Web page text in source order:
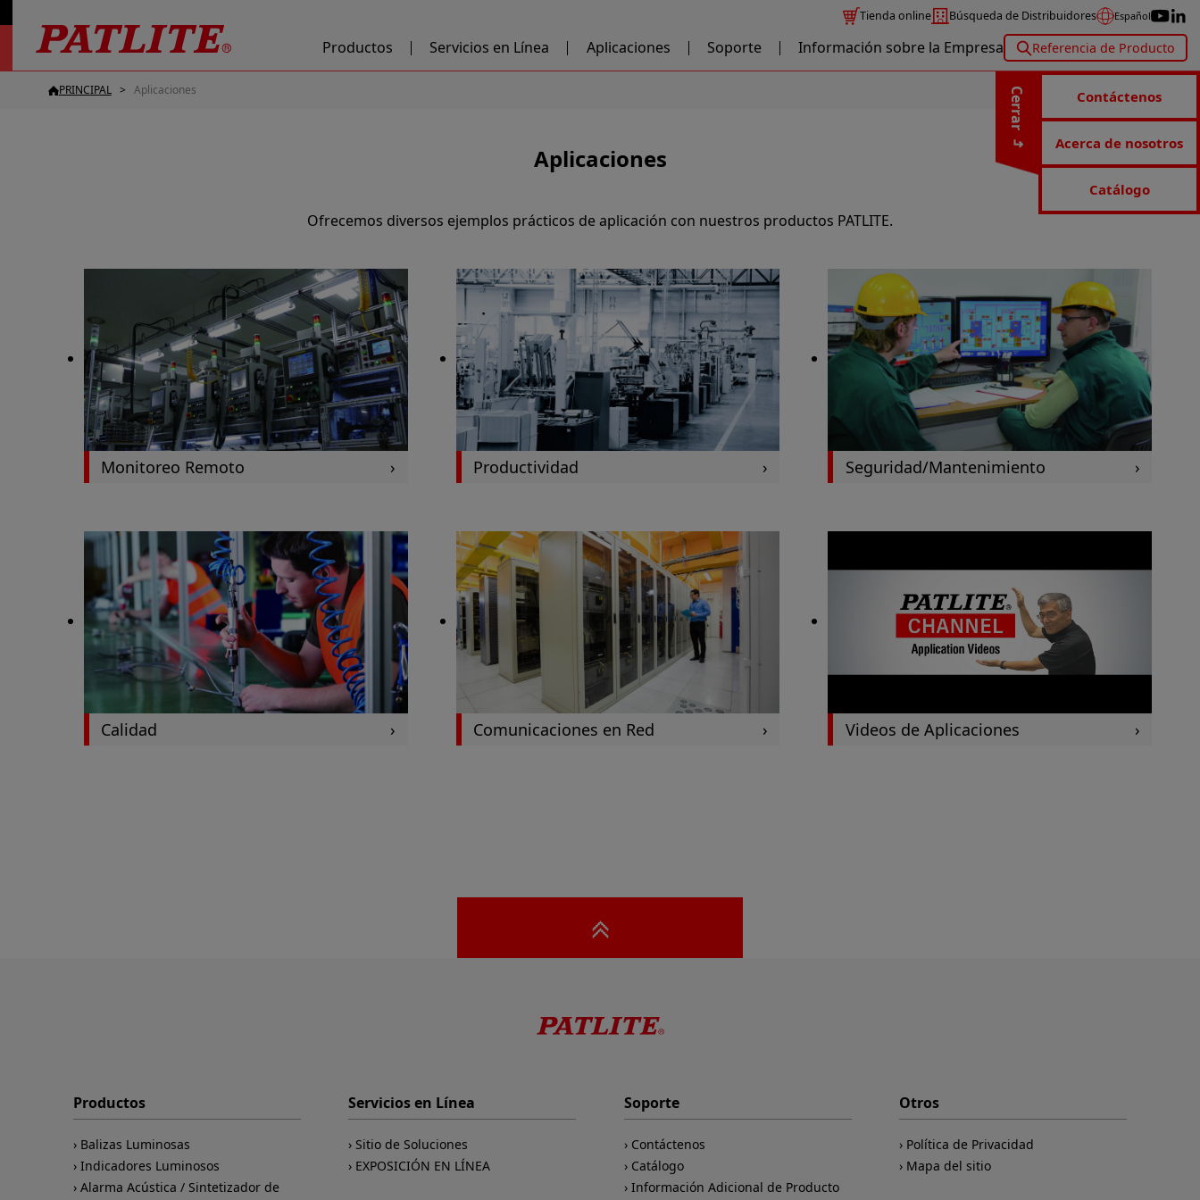
Tienda online Búsqueda de Distribuidores Español
Productos Servicios en Línea Aplicaciones Soporte Información sobre la Empresa Referencia de Producto
Cerrar Contáctenos
Acerca de nosotros
Catálogo
PRINCIPAL Aplicaciones
Aplicaciones
Ofrecemos diversos ejemplos prácticos de aplicación con nuestros productos PATLITE.
Monitoreo Remoto Productividad Seguridad/Mantenimiento
Calidad Comunicaciones en Red Videos de Aplicaciones
Productos
Balizas Luminosas
Indicadores Luminosos
Alarma Acústica / Sintetizador de
Servicios en Línea
Sitio de Soluciones
EXPOSICIÓN EN LÍNEA
Soporte
Contáctenos
Catálogo
Información Adicional de Producto
Otros
Política de Privacidad
Mapa del sitio